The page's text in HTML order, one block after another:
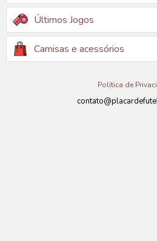
Últimos Jogos
Camisas e acessórios
Política de